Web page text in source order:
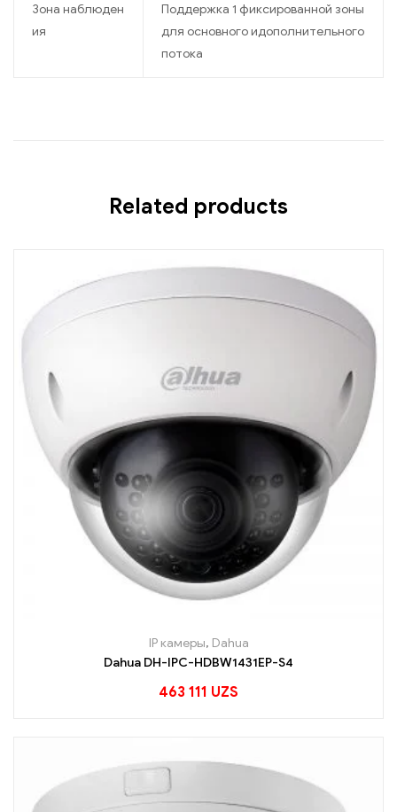
Зона наблюден
ия
Поддержка 1 фиксированной зоны
для основного идополнительного
потока
Related products
IP камеры, Dahua
Dahua DH-IPC-HDBW1431EP-S4
463 111 UZS